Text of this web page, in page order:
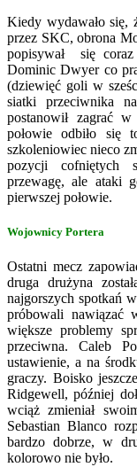
Kiedy wydawało się,
przez SKC, obrona
popisywał się
Dominic Dwyer co
(dziewięć goli w
siatki przeciwnika
postanowił zagrać
połowie odbiło się
szkoleniowiec nieco
pozycji cofniętych
przewagę, ale ataki
pierwszej połowie.
Wojownicy Portera
Ostatni mecz
druga drużyna
najgorszych spotkań
próbowali nawiązać
większe problemy
przeciwna. Caleb
ustawienie, a na
graczy. Boisko
Ridgewell, później
wciąż zmieniał
Sebastian Blanco
bardzo dobrze, w
kolorowo nie było.